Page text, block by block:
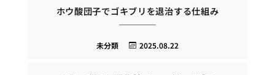
ホウ酸団子でゴキブリを退治する仕組み
2025.08.22
未分類